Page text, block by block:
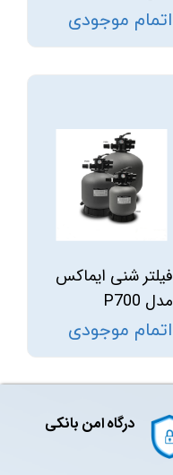
اتمام موجودی
فیلتر شنی ایماکس
مدل P700
اتمام موجودی
درگاه امن بانکی